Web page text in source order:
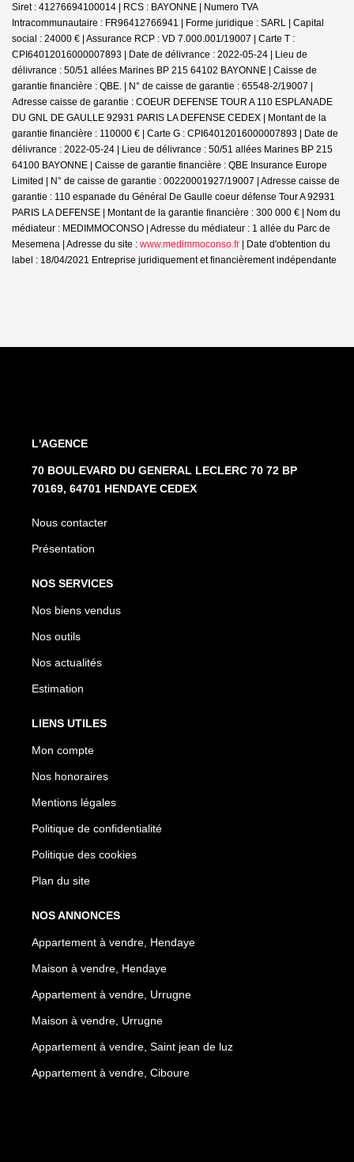
Siret : 41276694100014 | RCS : BAYONNE | Numero TVA
Intracommunautaire : FR96412766941 | Forme juridique : SARL | Capital
social : 24000 € | Assurance RCP : VD 7.000.001/19007 | Carte T :
CPI64012016000007893 | Date de délivrance : 2022-05-24 | Lieu de
délivrance : 50/51 allées Marines BP 215 64102 BAYONNE | Caisse de
garantie financière : QBE. | N° de caisse de garantie : 65548-2/19007 |
Adresse caisse de garantie : COEUR DEFENSE TOUR A 110 ESPLANADE
DU GNL DE GAULLE 92931 PARIS LA DEFENSE CEDEX | Montant de la
garantie financière : 110000 € | Carte G : CPI64012016000007893 | Date de
délivrance : 2022-05-24 | Lieu de délivrance : 50/51 allées Marines BP 215
64100 BAYONNE | Caisse de garantie financière : QBE Insurance Europe
Limited | N° de caisse de garantie : 00220001927/19007 | Adresse caisse de
garantie : 110 espanade du Général De Gaulle coeur défense Tour A 92931
PARIS LA DEFENSE | Montant de la garantie financière : 300 000 € | Nom du
médiateur : MEDIMMOCONSO | Adresse du médiateur : 1 allée du Parc de
Mesemena | Adresse du site : www.medimmoconso.fr | Date d'obtention du
label : 18/04/2021 Entreprise juridiquement et financièrement indépendante
L'AGENCE
70 BOULEVARD DU GENERAL LECLERC 70 72 BP
70169, 64701 HENDAYE CEDEX
Nous contacter
Présentation
NOS SERVICES
Nos biens vendus
Nos outils
Nos actualités
Estimation
LIENS UTILES
Mon compte
Nos honoraires
Mentions légales
Politique de confidentialité
Politique des cookies
Plan du site
NOS ANNONCES
Appartement à vendre, Hendaye
Maison à vendre, Hendaye
Appartement à vendre, Urrugne
Maison à vendre, Urrugne
Appartement à vendre, Saint jean de luz
Appartement à vendre, Ciboure